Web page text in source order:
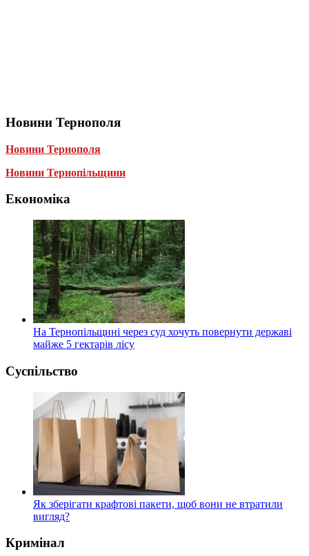
Новини Тернополя
Новини Тернополя
Новини Тернопільщини
Економіка
На Тернопільщині через суд хочуть повернути державі
майже 5 гектарів лісу
Суспільство
Як зберігати крафтові пакети, щоб вони не втратили
вигляд?
Кримінал